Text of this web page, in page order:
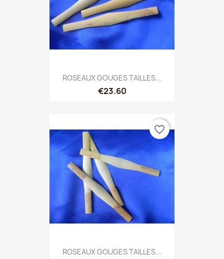
ROSEAUX GOUGES TAILLES...
€23.60
ROSEAUX GOUGES TAILLES...
favorite_border